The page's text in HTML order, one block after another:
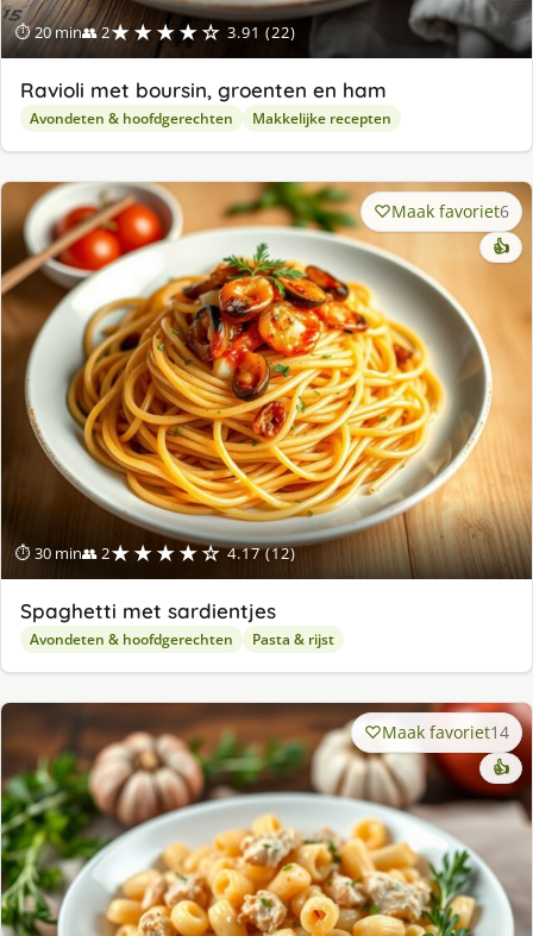
⏱ 20 min👥 2★★★★☆ 3.91 (22)
Ravioli met boursin, groenten en ham
Avondeten & hoofdgerechten Makkelijke recepten
⏱ 30 min👥 2★★★★☆ 4.17 (12)
Maak favoriet6
👍
Spaghetti met sardientjes
Avondeten & hoofdgerechten Pasta & rijst
Maak favoriet14
👍